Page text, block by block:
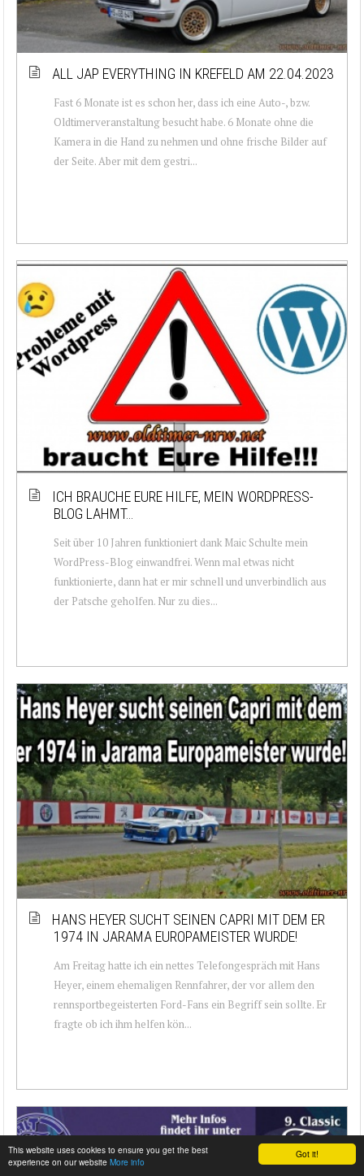
Got it!
This website uses cookies to ensure you get the best
experience on our website More info
ALL JAP EVERYTHING IN KREFELD AM 22.04.2023
Fast 6 Monate ist es schon her, dass ich eine Auto-, bzw.
Oldtimerveranstaltung besucht habe. 6 Monate ohne die
Kamera in die Hand zu nehmen und ohne frische Bilder auf
der Seite. Aber mit dem gestri...
ICH BRAUCHE EURE HILFE, MEIN WORDPRESS-
BLOG LAHMT…
Seit über 10 Jahren funktioniert dank Maic Schulte mein
WordPress-Blog einwandfrei. Wenn mal etwas nicht
funktionierte, dann hat er mir schnell und unverbindlich aus
der Patsche geholfen. Nur zu dies...
HANS HEYER SUCHT SEINEN CAPRI MIT DEM ER
1974 IN JARAMA EUROPAMEISTER WURDE!
Am Freitag hatte ich ein nettes Telefongespräch mit Hans
Heyer, einem ehemaligen Rennfahrer, der vor allem den
rennsportbegeisterten Ford-Fans ein Begriff sein sollte. Er
fragte ob ich ihm helfen kön...